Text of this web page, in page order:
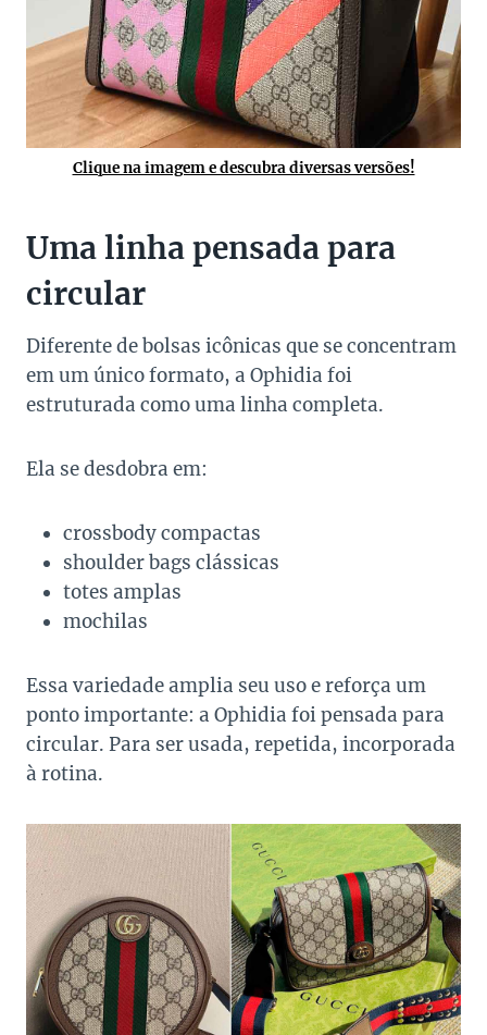
Clique na imagem e descubra diversas versões!
Uma linha pensada para
circular
Diferente de bolsas icônicas que se concentram
em um único formato, a Ophidia foi
estruturada como uma linha completa.
Ela se desdobra em:
crossbody compactas
shoulder bags clássicas
totes amplas
mochilas
Essa variedade amplia seu uso e reforça um
ponto importante: a Ophidia foi pensada para
circular. Para ser usada, repetida, incorporada
à rotina.